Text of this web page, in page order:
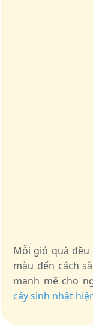
Mỗi giỏ quà
màu đến cách
mạnh mẽ cho
cây sinh nhật